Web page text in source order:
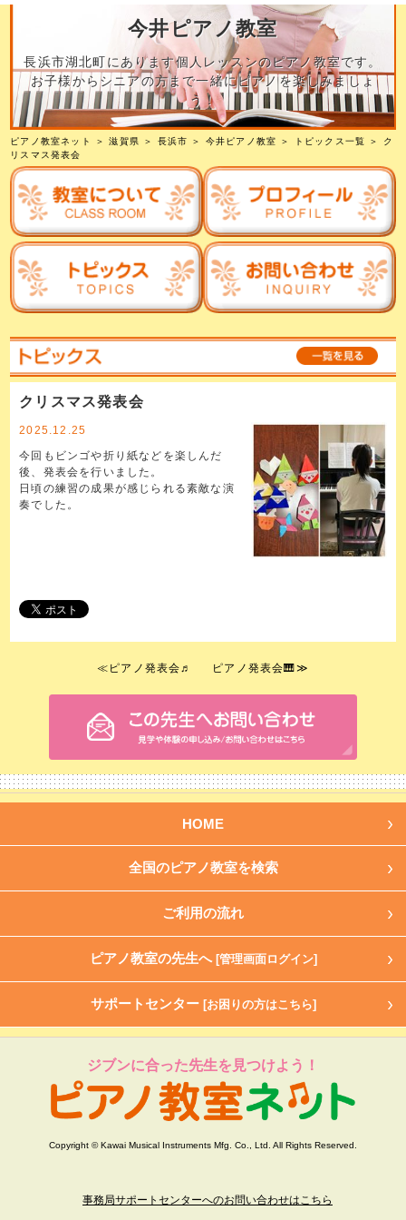
今井ピアノ教室
長浜市湖北町にあります個人レッスンのピアノ教室です。
お子様からシニアの方まで一緒にピアノを楽しみましょ
う！
ピアノ教室ネット ＞滋賀県 ＞ 長浜市 ＞ 今井ピアノ教室 ＞ トピックス一覧
＞ ク
リスマス発表会
クリスマス発表会
2025.12.25
今回もビンゴや折り紙などを楽しんだ
後、発表会を行いました。
日頃の練習の成果が感じられる素敵な演
奏でした。
≪ ピアノ発表会♬ ピアノ発表会🎹≫
HOME
全国のピアノ教室を検索
ご利用の流れ
ピアノ教室の先生へ [管理画面ログイン]
サポートセンター [お困りの方はこちら]
ジブンに合った先生を見つけよう！
Copyright © Kawai Musical Instruments Mfg. Co., Ltd. All Rights Reserved.
事務局サポートセンターへのお問い合わせはこちら